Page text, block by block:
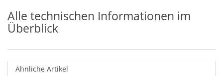
Alle technischen Informationen im
Überblick
Ähnliche Artikel